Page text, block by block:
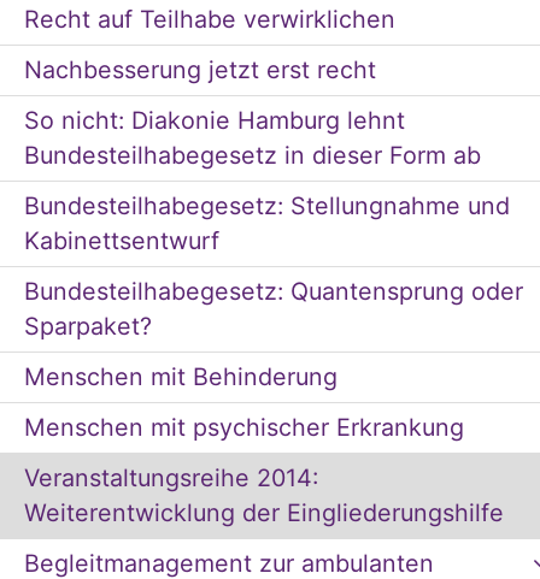
Recht auf Teilhabe verwirklichen
Nachbesserung jetzt erst recht
So nicht: Diakonie Hamburg lehnt
Bundesteilhabegesetz in dieser Form ab
Bundesteilhabegesetz: Stellungnahme und
Kabinettsentwurf
Bundesteilhabegesetz: Quantensprung oder
Sparpaket?
Menschen mit Behinderung
Menschen mit psychischer Erkrankung
Veranstaltungsreihe 2014:
Weiterentwicklung der Eingliederungshilfe
Begleitmanagement zur ambulanten